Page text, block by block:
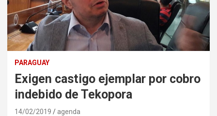
PARAGUAY
Exigen castigo ejemplar por cobro
indebido de Tekopora
14/02/2019 agenda